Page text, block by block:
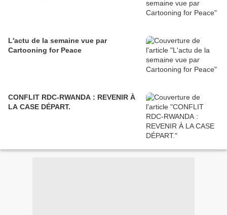
L'actu de la semaine vue par
Cartooning for Peace
CONFLIT RDC-RWANDA : REVENIR À
LA CASE DÉPART.